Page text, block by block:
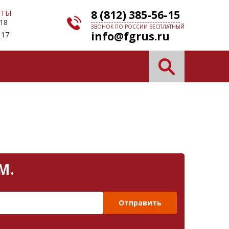
8 (812) 385-56-15
ЗВОНОК ПО РОССИИ БЕСПЛАТНЫЙ
info@fgrus.ru
Отправить